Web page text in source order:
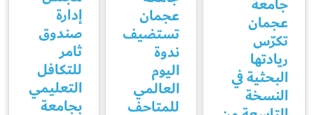
عجمان
تكرّس
ريادتها
البحثية في
النسخة
عجمان
تستضيف
ندوة
اليوم
العالمي
للمتاحف
إدارة
صندوق
ثامر
للتكافل
التعليمي
بجامعة